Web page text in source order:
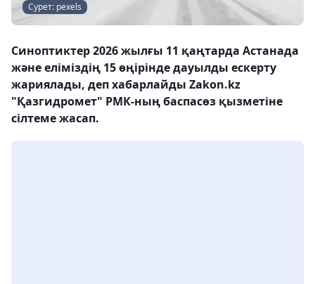
Сурет: pexels
Синоптиктер 2026 жылғы 11 қаңтарда Астанада
және еліміздің 15 өңірінде дауылды ескерту
жариялады, деп хабарлайды Zakon.kz
"Қазгидромет" РМК-ның баспасөз қызметіне
сілтеме жасап.